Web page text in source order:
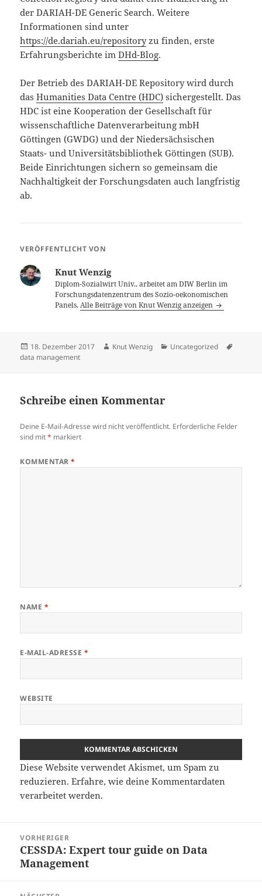
der DARIAH-DE Generic Search. Weitere
Informationen sind unter
https://de.dariah.eu/repositoryzu finden, erste
Erfahrungsberichte imDHd-Blog.
Der Betrieb des DARIAH-DE Repository wird durch
dasHumanities Data Centre (HDC) sichergestellt. Das
HDC ist eine Kooperation der Gesellschaft für
wissenschaftliche Datenverarbeitung mbH
Göttingen (GWDG) und der Niedersächsischen
Staats- und Universitätsbibliothek Göttingen (SUB).
Beide Einrichtungen sichern so gemeinsam die
Nachhaltigkeit der Forschungsdaten auch langfristig
ab.
VERÖFFENTLICHT VON
Knut Wenzig
Diplom-Sozialwirt Univ., arbeitet am DIW Berlin im
Forschungsdatenzentrum des Sozio-oekonomischen
Panels.Alle Beiträge von Knut Wenzig anzeigen
Veröffentlicht
am
18. Dezember 2017 Autor
Knut Wenzig Kategorien
Uncategorized
data management
Schreibe einen Kommentar
Deine E-Mail-Adresse wird nicht veröffentlicht. Erforderliche Felder
sind mit* markiert
KOMMENTAR*
NAME *
E-MAIL-ADRESSE *
WEBSITE
Diese Website verwendet Akismet, um Spam zu
reduzieren.Erfahre, wie deine Kommentardaten
verarbeitet werden.
VORHERIGER
Vorheriger
Beitrag:
CESSDA: Expert tour guide on Data
Management